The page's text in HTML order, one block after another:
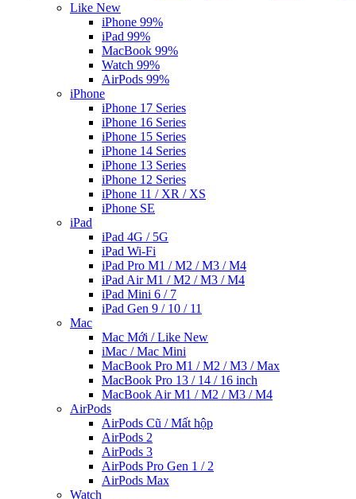
Like New
iPhone 99%
iPad 99%
MacBook 99%
Watch 99%
AirPods 99%
iPhone
iPhone 17 Series
iPhone 16 Series
iPhone 15 Series
iPhone 14 Series
iPhone 13 Series
iPhone 12 Series
iPhone 11 / XR / XS
iPhone SE
iPad
iPad 4G / 5G
iPad Wi-Fi
iPad Pro M1 / M2 / M3 / M4
iPad Air M1 / M2 / M3 / M4
iPad Mini 6 / 7
iPad Gen 9 / 10 / 11
Mac
Mac Mới / Like New
iMac / Mac Mini
MacBook Pro M1 / M2 / M3 / Max
MacBook Pro 13 / 14 / 16 inch
MacBook Air M1 / M2 / M3 / M4
AirPods
AirPods Cũ / Mất hộp
AirPods 2
AirPods 3
AirPods Pro Gen 1 / 2
AirPods Max
Watch